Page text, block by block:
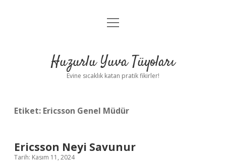
Anasayfa
Yasal Uyarı
menüyü
Huzurlu Yuva Tüyoları
Evine sıcaklık katan pratik fikirler!
Etiket: Ericsson Genel Müdür
Ericsson Neyi Savunur
Tarih: Kasım 11, 2024